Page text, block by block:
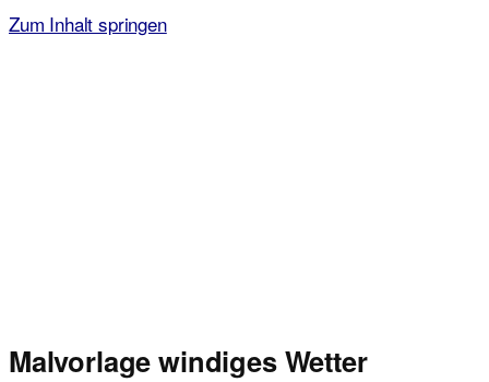
Zum Inhalt springen
Malvorlage windiges Wetter